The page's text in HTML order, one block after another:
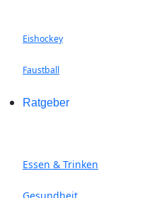
Eishockey
Faustball
Ratgeber
Essen & Trinken